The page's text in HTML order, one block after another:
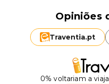
Opiniões
Traventia.pt
0% voltariam a